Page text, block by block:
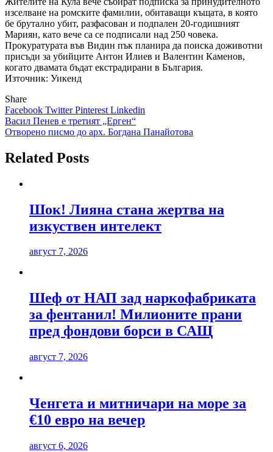
изселване на ромските фамилии, обитаващи къщата, в която
бе брутално убит, разфасован и подпален 20-годишният
Мариян, като вече са се подписали над 250 човека.
Прокуратурата във Видин пък планира да поиска доживотни
присъди за убийците Антон Илиев и Валентин Каменов,
когато двамата бъдат екстрадирани в България.
Източник: Уикенд
Share
Facebook TwitterPinterest Linkedin
Навигация
Васил Пенев е третият „Ерген“
Отворено писмо до арх. Богдана Панайотова
Related Posts
Шок! Лияна стана жертва на
изкуствен интелект
август 7, 2026
Шеф от НАП зад наркофабриката
за фентанил! Милионите прани
пред фондови борси в САЩ
август 7, 2026
Ченгета и митничари на море за
€10 евро на вечер
август 6, 2026